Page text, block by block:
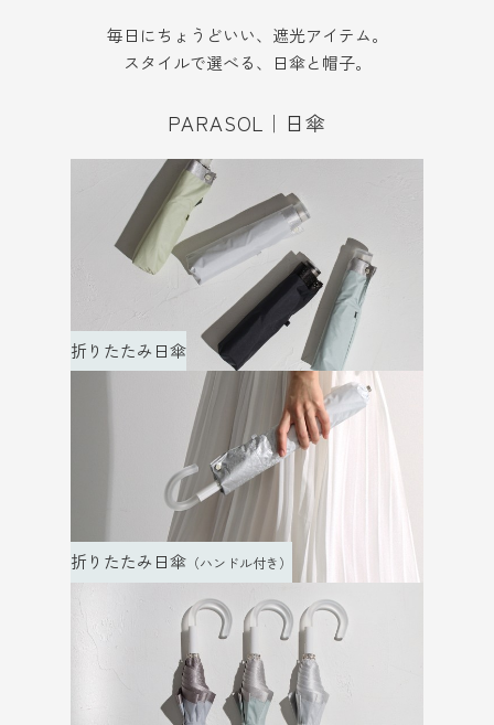
毎日にちょうどいい、遮光アイテム。
スタイルで選べる、日傘と帽子。
PARASOL｜日傘
折りたたみ日傘
折りたたみ日傘 （ハンドル付き）